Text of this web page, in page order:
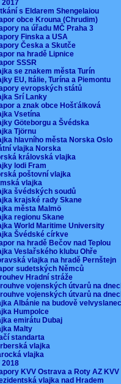
2017
s Eldarem Shengelaiou
obce Krouna (Chrudim)
na úřadu MČ Praha 3
Finska a USA
Česka a Skutče
na hradě Lipnice
SSSR
se znakem města Turín
EU, Itálie, Turína a Piemontu
evropských států
Srí Lanky
a znak obce Hošťálková
Vsetína
Göteborgu a Švédska
Tjörnu
hlavního města Norska Oslo
vlajka Norska
královská vlajka
lodi Fram
poštovní vlajka
vlajka
švédských soudů
krajské rady Skane
města Malmö
regionu Skane
World Maritime University
Švédské církve
na hradě Bečov nad Teplou
Veslařského klubu Ohře
vlajka na hradě Pernštejn
sudetských Němců
Hradní stráže
vojenských útvarů na
vojenských útvarů na
Albánie na budově
Humpolce
emirátu Dubaj
Malty
standarta
vlajka
vlajka
2018
KVV Ostrava a Roty AZ
vlajka nad Hradem